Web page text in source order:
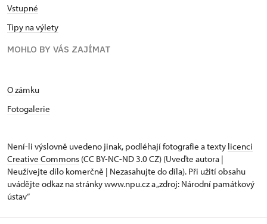
Vstupné
Tipy na výlety
MOHLO BY VÁS ZAJÍMAT
O zámku
Fotogalerie
Není-li výslovně uvedeno jinak, podléhají fotografie a texty licenci
Creative Commons (CC BY-NC-ND 3.0 CZ) (Uveďte autora |
Neužívejte dílo komerčně | Nezasahujte do díla). Při užití obsahu
uvádějte odkaz na stránky www.npu.cz a „zdroj: Národní památkový
ústav“